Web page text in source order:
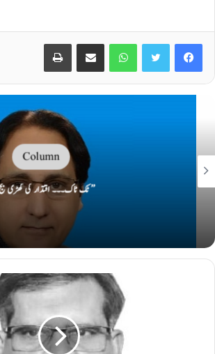
Facebook
Twitter
WhatsApp
Share via Email
Print
Column
’’ ٹک ٹاک۔۔۔ اقتدار کی گھڑی بج چکی